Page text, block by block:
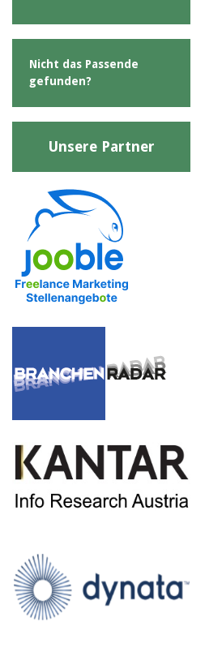
Nicht das Passende
gefunden?
Unsere Partner